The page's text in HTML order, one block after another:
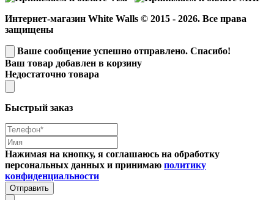
Интернет-магазин White Walls © 2015 - 2026. Все права
защищены
Ваше сообщение успешно отправлено. Спасибо!
Ваш товар добавлен в корзину
Недостаточно товара
Быстрый заказ
Нажимая на кнопку, я соглашаюсь на обработку
персональных данных и принимаю политику
конфиденциальности
Отправить